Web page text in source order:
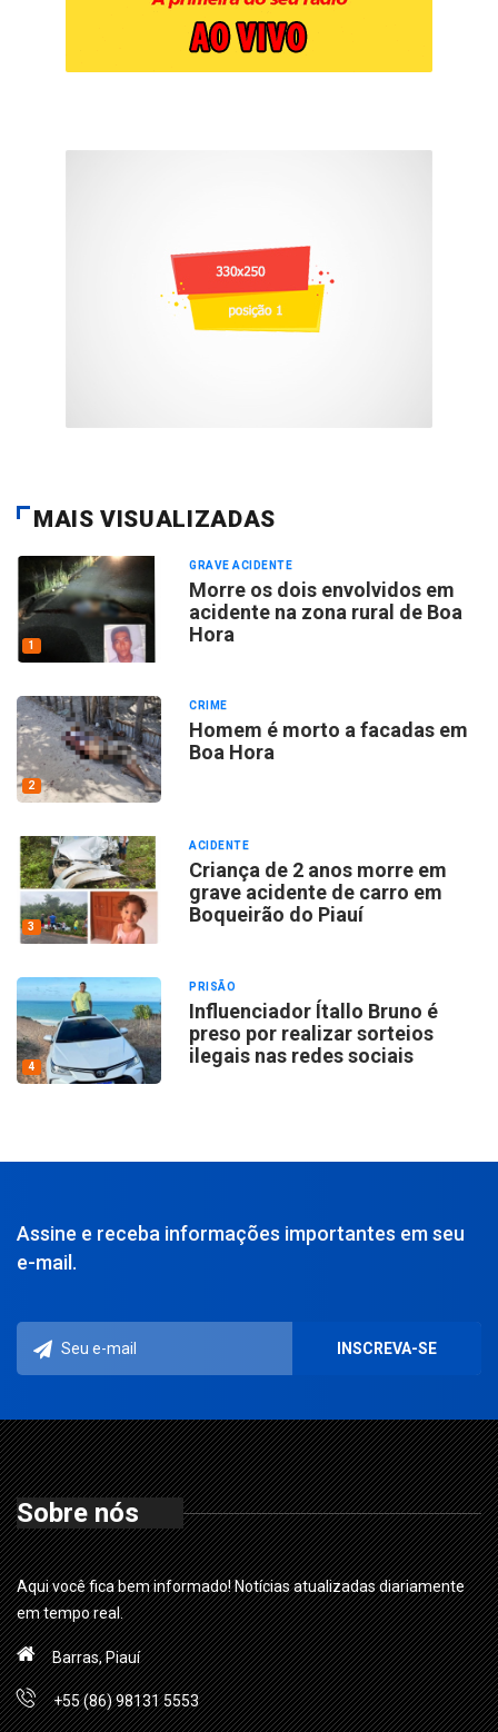
MAIS VISUALIZADAS
1
GRAVE ACIDENTE
Morre os dois envolvidos em
acidente na zona rural de Boa
Hora
2
CRIME
Homem é morto a facadas em
Boa Hora
3
ACIDENTE
Criança de 2 anos morre em
grave acidente de carro em
Boqueirão do Piauí
4
PRISÃO
Influenciador Ítallo Bruno é
preso por realizar sorteios
ilegais nas redes sociais
Assine e receba informações importantes em seu
e-mail.
Sobre nós
Aqui você fica bem informado! Notícias atualizadas diariamente
em tempo real.
Barras, Piauí
+55 (86) 98131 5553